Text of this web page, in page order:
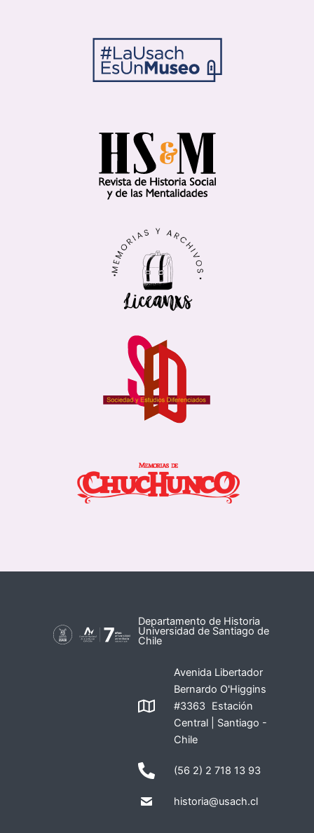
Departamento de Historia
Universidad de Santiago de
Chile
Avenida Libertador
Bernardo O'Higgins
#3363 Estación
Central | Santiago -
Chile
(56 2) 2 718 13 93
historia@usach.cl